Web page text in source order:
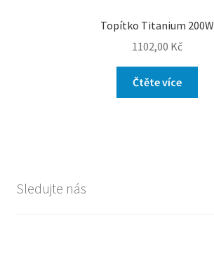
Topítko Titanium 200W
1102,00 Kč
Čtěte více
Sledujte nás